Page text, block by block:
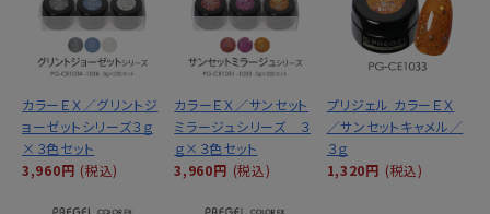
カラーＥＸ／グリントジ
ョーゼットシリーズ３ｇ
×３色セット
3,960円 (税込)
カラーＥＸ／サンセット
ミラージュシリーズ ３
ｇ×３色セット
3,960円 (税込)
プリジェル カラーＥＸ
／サンセットキャメル／
３ｇ
1,320円 (税込)